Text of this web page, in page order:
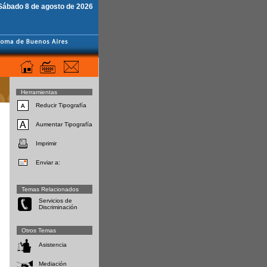
8 de agosto de 2026
Herramientas
Reducir Tipografía
Aumentar Tipografía
Imprimir
Enviar a:
Temas Relacionados
Servicios de
Discriminación
Otros Temas
Asistencia
Mediación